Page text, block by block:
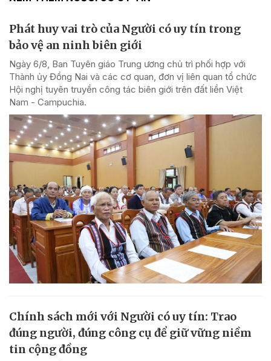
Phát huy vai trò của Người có uy tín trong
bảo vệ an ninh biên giới
Ngày 6/8, Ban Tuyên giáo Trung ương chủ trì phối hợp với
Thành ủy Đồng Nai và các cơ quan, đơn vị liên quan tổ chức
Hội nghị tuyên truyền công tác biên giới trên đất liền Việt
Nam - Campuchia.
Chính sách mới với Người có uy tín: Trao
đúng người, đúng công cụ để giữ vững niềm
tin cộng đồng